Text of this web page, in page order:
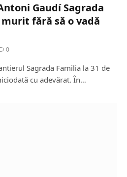
Gaudí Sagrada
fără să o vadă
0
Sagrada Familia la 31 de
cu adevărat. În…